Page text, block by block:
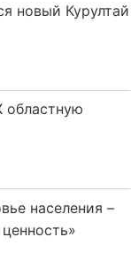
новый Курултай
областную
населения –